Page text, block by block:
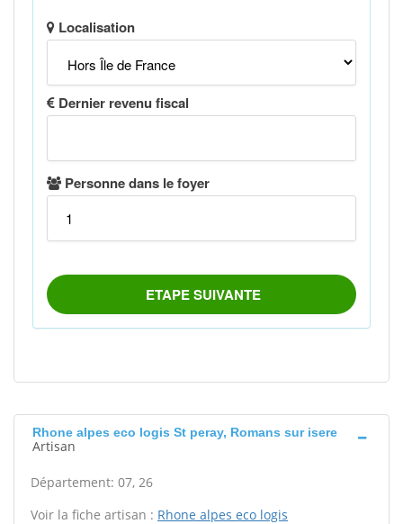
Rhone alpes eco logis St peray, Romans sur isere
Artisan
Département: 07, 26
Voir la fiche artisan : Rhone alpes eco logis